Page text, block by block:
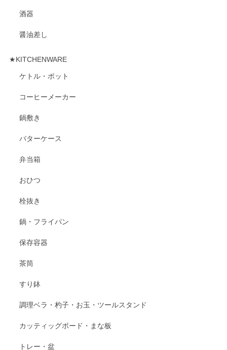
酒器
醤油差し
★KITCHENWARE
ケトル・ポット
コーヒーメーカー
鍋敷き
バターケース
弁当箱
おひつ
栓抜き
鍋・フライパン
保存容器
茶筒
すり鉢
調理ベラ・杓子・お玉・ツールスタンド
カッティッグボード・まな板
トレー・盆